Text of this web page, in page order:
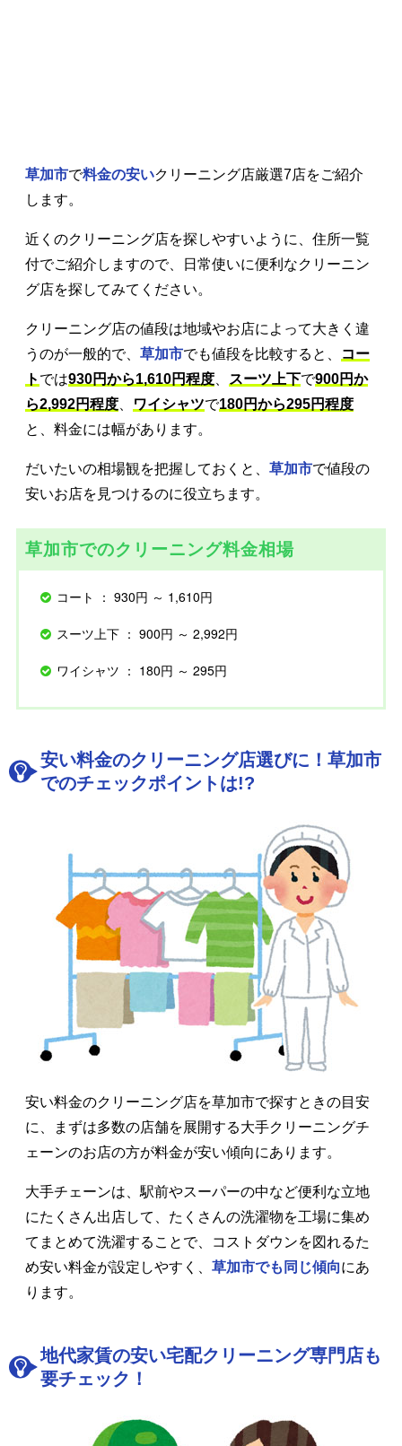
草加市で料金の安いクリーニング店厳選7店をご紹介
します。
近くのクリーニング店を探しやすいように、住所一覧
付でご紹介しますので、日常使いに便利なクリーニン
グ店を探してみてください。
クリーニング店の値段は地域やお店によって大きく違
うのが一般的で、 草加市でも値段を比較すると、
コー
ト では930円から1,610円程度 スーツ上下で900円か
ら2,992円程度
ワイシャツで180円から295円程度
と、料金には幅があります。
だいたいの相場観を把握しておくと、 草加市で値段の
安いお店を見つけるのに役立ちます。
草加市でのクリーニング料金相場
コート ： 930円 ～ 1,610円
スーツ上下 ： 900円 ～ 2,992円
ワイシャツ ： 180円 ～ 295円
安い料金のクリーニング店選びに！草加市
でのチェックポイントは!?
安い料金のクリーニング店を草加市で探すときの目安
に、まずは多数の店舗を展開する大手クリーニングチ
ェーンのお店の方が料金が安い傾向にあります。
大手チェーンは、駅前やスーパーの中など便利な立地
にたくさん出店して、たくさんの洗濯物を工場に集め
てまとめて洗濯することで、コストダウンを図れるた
め安い料金が設定しやすく、 草加市でも同じ傾向にあ
ります。
地代家賃の安い宅配クリーニング専門店も
要チェック！